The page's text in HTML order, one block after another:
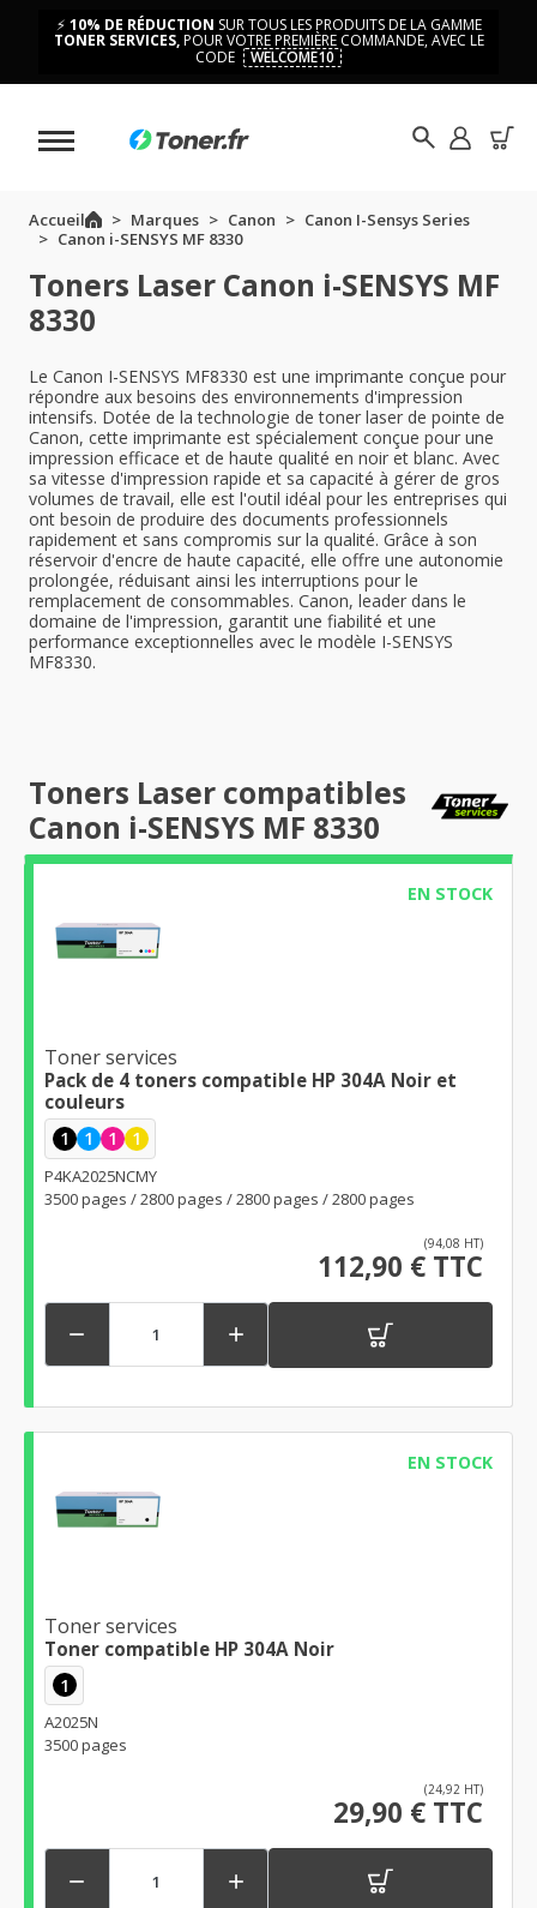
⚡ 10% DE RÉDUCTION SUR TOUS LES PRODUITS DE LA GAMME
TONER SERVICES,POUR VOTRE PREMIÈRE COMMANDE, AVEC LE
CODE
WELCOME10
Accueil Marques Canon
Canon I-Sensys Series
Canon i-SENSYS MF 8330
Toners Laser Canon i-SENSYS MF
8330
Le Canon I-SENSYS MF8330 est une imprimante conçue pour
répondre aux besoins des environnements d'impression
intensifs. Dotée de la technologie de toner laser de pointe de
Canon, cette imprimante est spécialement conçue pour une
impression efficace et de haute qualité en noir et blanc. Avec
sa vitesse d'impression rapide et sa capacité à gérer de gros
volumes de travail, elle est l'outil idéal pour les entreprises qui
ont besoin de produire des documents professionnels
rapidement et sans compromis sur la qualité. Grâce à son
réservoir d'encre de haute capacité, elle offre une autonomie
prolongée, réduisant ainsi les interruptions pour le
remplacement de consommables. Canon, leader dans le
domaine de l'impression, garantit une fiabilité et une
performance exceptionnelles avec le modèle I-SENSYS
MF8330.
Toners Laser compatibles
Canon i-SENSYS MF 8330
EN STOCK
Toner services
Pack de 4 toners compatible HP 304A Noir et
couleurs
1 1 1 1
P4KA2025NCMY
3500 pages / 2800 pages / 2800 pages / 2800 pages
(94,08 HT)
112,90 € TTC
 
EN STOCK
Toner services
Toner compatible HP 304A Noir
1
A2025N
3500 pages
(24,92 HT)
29,90 € TTC
 